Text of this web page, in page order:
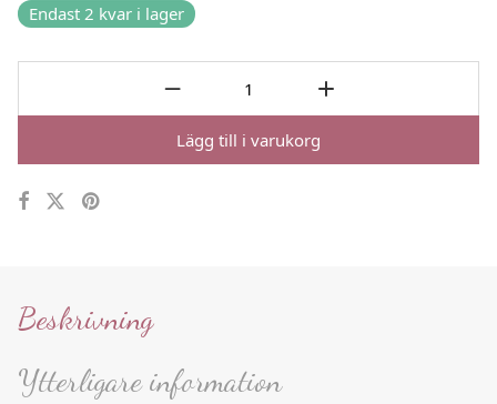
Endast 2 kvar i lager
Lägg till i varukorg
Beskrivning
Ytterligare information